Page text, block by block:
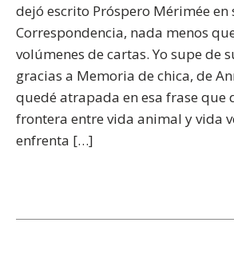
dejó escrito Próspero Mérimée en
Correspondencia, nada menos
volúmenes de cartas. Yo supe de
gracias a Memoria de chica, de
quedé atrapada en esa frase que
frontera entre vida animal y vida
enfrenta […]